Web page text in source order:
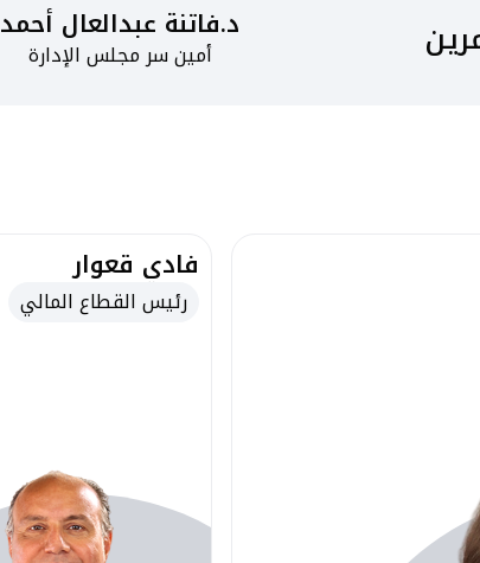
د.فاتنة عبدالعال أحمد
أمين سر مجلس الإدارة
فادي قعوار
رئيس القطاع المالي